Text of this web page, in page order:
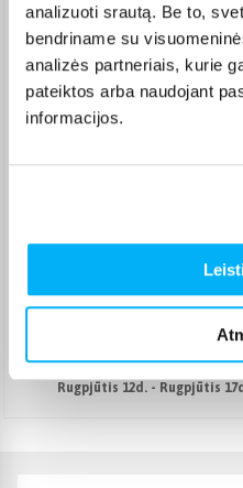
analizuoti srautą. Be to,
bendriname su
analizės partneriais, kurie
pateiktos arba naudojant
informacijos.
Venipak kurjeris (2,99 €
Rugpjūtis 12d. - Rugpjūtis
Omniva paštomatas
Rugpjūtis 11d. - Rugpjūtis 14d.
Pristato ir šeštadienį
Rugpjūtis 11d. - Rugpjūtis
Atsiėmimas Veiverių g.
Rugpjūtis 12d. - Rugpjūtis